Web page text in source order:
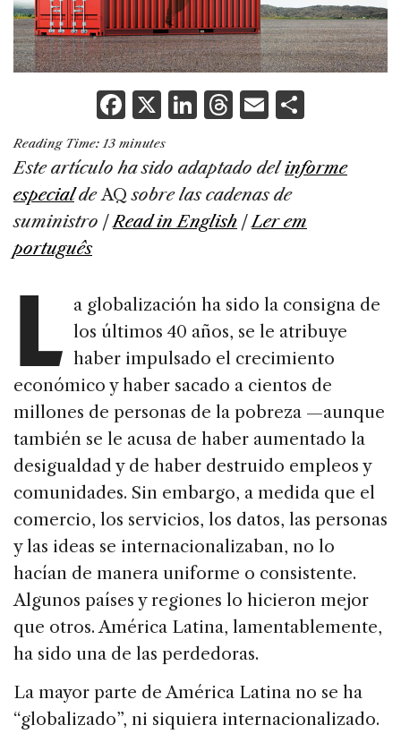
F
a
c
e
b
k
X Li
k
e
dI
T
re
a
d
E
ai
l
ar
Reading Time:13 minutes
Este artículo ha sido adaptado delinforme
especialde AQ sobre las cadenas de
suministro | Read in English | Ler em
português
L a globalización ha sido la consigna de
los últimos 40 años, se le atribuye
haber impulsado el crecimiento
económico y haber sacado a cientos de
millones de personas de la pobreza —aunque
también se le acusa de haber aumentado la
desigualdad y de haber destruido empleos y
comunidades. Sin embargo, a medida que el
comercio, los servicios, los datos, las personas
y las ideas se internacionalizaban, no lo
hacían de manera uniforme o consistente.
Algunos países y regiones lo hicieron mejor
que otros. América Latina, lamentablemente,
ha sido una de las perdedoras.
La mayor parte de América Latina no se ha
“globalizado”, ni siquiera internacionalizado.